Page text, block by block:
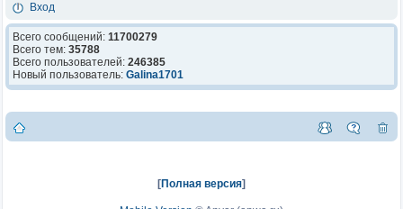
Вход
Всего сообщений: 11700279
Всего тем: 35788
Всего пользователей: 246385
Новый пользователь: Galina1701
[Полная версия]